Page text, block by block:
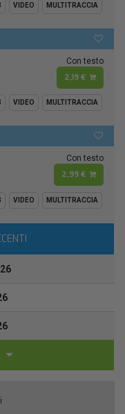
VIDEO MULTITRACCIA
Con testo
2,19 €
VIDEO MULTITRACCIA
Con testo
2,99 €
VIDEO MULTITRACCIA